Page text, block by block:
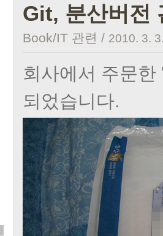
Git, 분산버전
Book/IT 관련 / 2010. 3.
회사에서 주문
되었습니다.